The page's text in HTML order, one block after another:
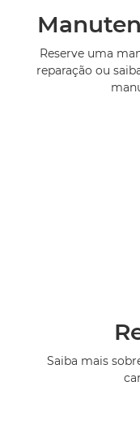
Reserve uma
reparação ou
Saiba mais